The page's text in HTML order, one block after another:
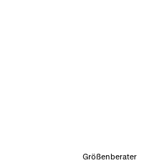
Größenberater